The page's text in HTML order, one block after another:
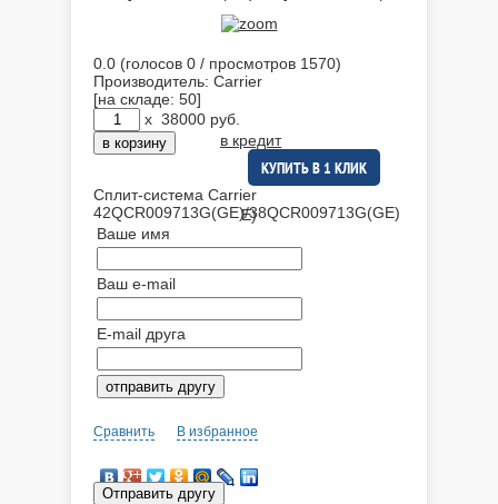
0.0 (голосов 0 / просмотров 1570)
Производитель: Carrier
[на складе: 50]
x 38000 руб.
в кредит
КУПИТЬ В 1 КЛИК
Сплит-система Carrier
42QCR009713G(GE)/38QCR009713G(GE)
Ваше имя
Ваш e-mail
E-mail друга
Сравнить В избранное